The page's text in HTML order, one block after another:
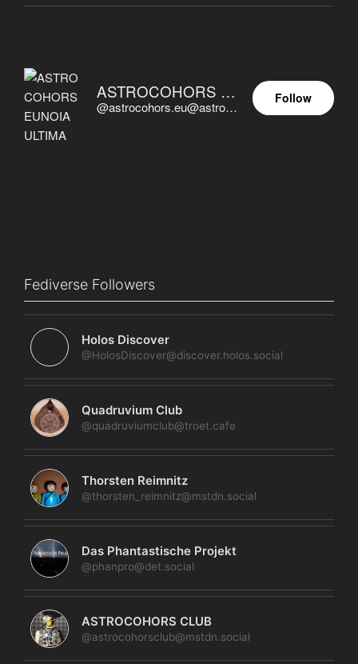
ASTROCOHORS EUNOIA ULTIMA
@astrocohors.eu@astrocohors.eu
Follow
Fediverse Followers
Holos Discover
@HolosDiscover@discover.holos.social
Quadruvium Club
@quadruviumclub@troet.cafe
Thorsten Reimnitz
@thorsten_reimnitz@mstdn.social
Das Phantastische Projekt
@phanpro@det.social
ASTROCOHORS CLUB
@astrocohorsclub@mstdn.social